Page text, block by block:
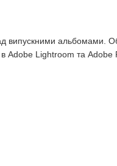
випускними альбомами.
Adobe Lightroom та Adobe